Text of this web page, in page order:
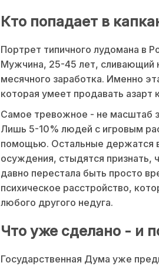
Кто попадает в
Портрет типичного лудомана в
Мужчина, 25-45 лет, сливающий
месячного заработка. Именно
которая умеет продавать азарт
Самое тревожное - не масштаб
Лишь 5-10% людей с игровым
помощью. Остальные держатся
осуждения, стыдятся признать,
давно перестала быть просто
психическое расстройство,
любого другого недуга.
Что уже сделано - и
Государственная Дума уже